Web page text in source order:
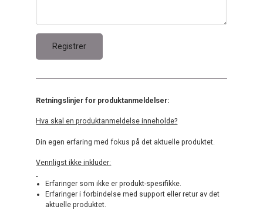
Retningslinjer for produktanmeldelser:
Hva skal en produktanmeldelse inneholde?
Din egen erfaring med fokus på det aktuelle produktet.
Vennligst ikke inkluder:
Erfaringer som ikke er produkt-spesifikke.
Erfaringer i forbindelse med support eller retur av det
aktuelle produktet.